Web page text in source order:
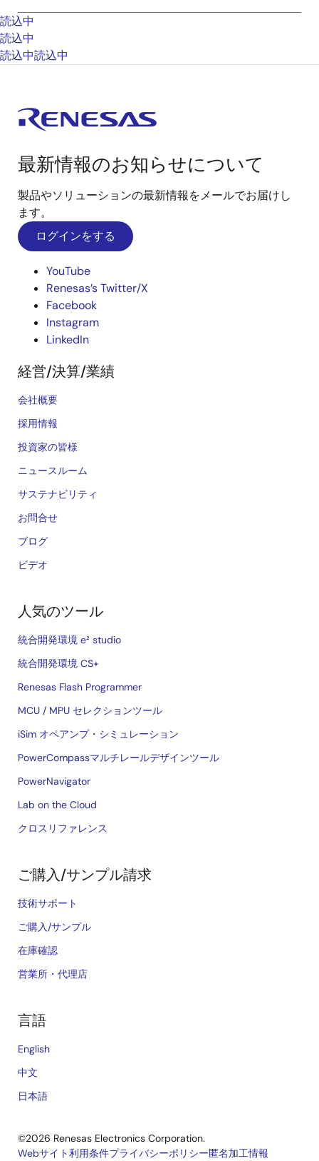
読込中
読込中
読込中読込中
最新情報のお知らせについて
製品やソリューションの最新情報をメールでお届けし
ます。
ログインをする
YouTube
Renesas’s Twitter/X
Facebook
Instagram
LinkedIn
経営/決算/業績
会社概要
採用情報
投資家の皆様
ニュースルーム
サステナビリティ
お問合せ
ブログ
ビデオ
人気のツール
統合開発環境 e² studio
統合開発環境 CS+
Renesas Flash Programmer
MCU / MPU セレクションツール
iSim オペアンプ・シミュレーション
PowerCompassマルチレールデザインツール
PowerNavigator
Lab on the Cloud
クロスリファレンス
ご購入/サンプル請求
技術サポート
ご購入/サンプル
在庫確認
営業所・代理店
言語
English
中文
日本語
©2026 Renesas Electronics Corporation.
Webサイト利用条件プライバシーポリシー匿名加工情報